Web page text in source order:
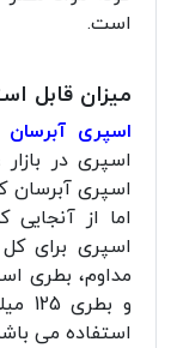
است.
میزان قابل
اسپری آبرسان
اسپری در
اسپری آبرسان
اما از
اسپری برای
و
استفاده می